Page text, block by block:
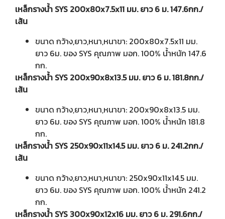
เหล็กรางน้ำ SYS 200x80x7.5x11 มม. ยาว 6 ม. 147.6กก./
เส้น
ขนาด กว้าง,ยาว,หนา,หนาขา: 200x80x7.5x11 มม.
ยาว 6ม. ของ SYS คุณภาพ มอก. 100% น้ำหนัก 147.6
กก.
เหล็กรางน้ำ SYS 200x90x8x13.5 มม. ยาว 6 ม. 181.8กก./
เส้น
ขนาด กว้าง,ยาว,หนา,หนาขา: 200x90x8x13.5 มม.
ยาว 6ม. ของ SYS คุณภาพ มอก. 100% น้ำหนัก 181.8
กก.
เหล็กรางน้ำ SYS 250x90x11x14.5 มม. ยาว 6 ม. 241.2กก./
เส้น
ขนาด กว้าง,ยาว,หนา,หนาขา: 250x90x11x14.5 มม.
ยาว 6ม. ของ SYS คุณภาพ มอก. 100% น้ำหนัก 241.2
กก.
เหล็กรางน้ำ SYS 300x90x12x16 มม. ยาว 6 ม. 291.6กก./